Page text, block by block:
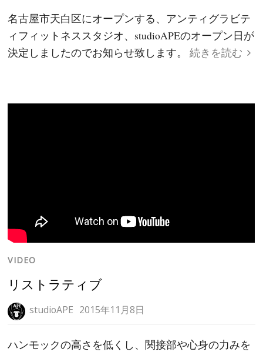
名古屋市天白区にオープンする、アンティグラビテ
ィフィットネススタジオ、studioAPEのオープン日が
決定しましたのでお知らせ致します。続きを読む
VIDEO
リストラティブ
studioAPE 2015年11月8日
ハンモックの高さを低くし、関接部や心身の力みを